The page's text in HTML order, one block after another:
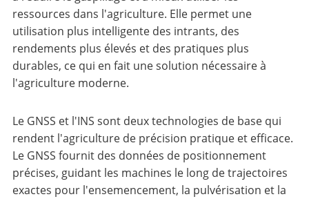
ressources dans l'agriculture. Elle permet une
utilisation plus intelligente des intrants, des
rendements plus élevés et des pratiques plus
durables, ce qui en fait une solution nécessaire à
l'agriculture moderne.
Le GNSS et l'INS sont deux technologies de base qui
rendent l'agriculture de précision pratique et efficace.
Le GNSS fournit des données de positionnement
précises, guidant les machines le long de trajectoires
exactes pour l'ensemencement, la pulvérisation et la